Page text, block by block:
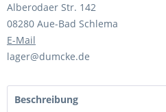
Alberodaer Str. 142
08280 Aue-Bad Schlema
E-Mail
lager@dumcke.de
Beschreibung